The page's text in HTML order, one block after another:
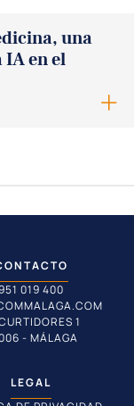
una
IA en el
019 400
1
- MÁLAGA
LEGAL